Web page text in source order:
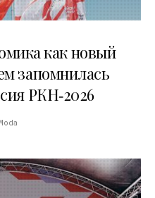
как новый
запомнилась
РКН‑2026
Moda